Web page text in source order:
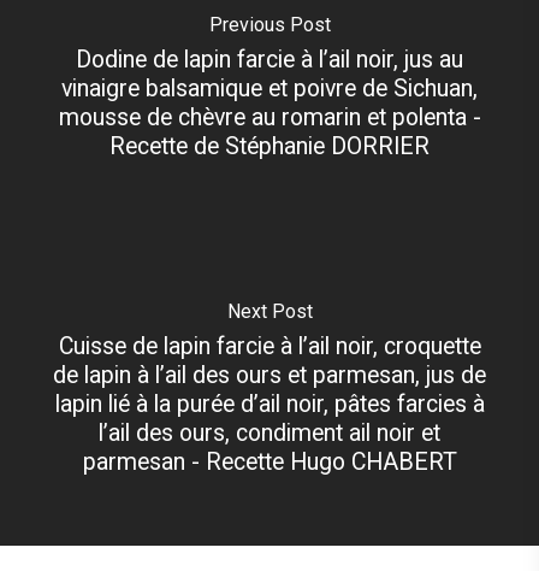
Previous Post
Dodine de lapin farcie à l’ail noir, jus au
vinaigre balsamique et poivre de Sichuan,
mousse de chèvre au romarin et polenta -
Recette de Stéphanie DORRIER
Next Post
Cuisse de lapin farcie à l’ail noir, croquette
de lapin à l’ail des ours et parmesan, jus de
lapin lié à la purée d’ail noir, pâtes farcies à
l’ail des ours, condiment ail noir et
parmesan - Recette Hugo CHABERT